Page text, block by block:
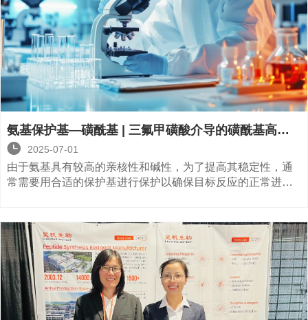
氨基保护基—磺酰基 | 三氟甲磺酸介导的磺酰基高效
脱除及其衍生反应
 2025-07-01
由于氨基具有较高的亲核性和碱性，为了提高其稳定性，通
常需要用合适的保护基进行保护以确保目标反应的正常进